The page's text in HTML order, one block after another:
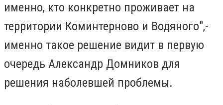
именно, кто конкретно проживает на
территории Коминтерново и Водяного",-
именно такое решение видит в первую
очередь Александр Домников для
решения наболевшей проблемы.